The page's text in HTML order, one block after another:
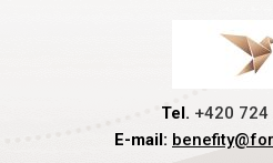
Tel. +420
E-mail: